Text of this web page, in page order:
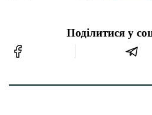
Поділитися у